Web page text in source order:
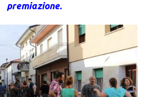
premiazione.